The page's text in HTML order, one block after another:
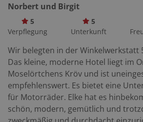
unserer Motorradtour an der Mosel
nicht genug hat, einen perfekten
weitere Motorradtouren an der
außerdem unsere Folymap
Mosel | Hunsrueck. Highlight: Augusta Treverorum
Lange vor den Römern siedelte bei
Stamm der Treverer. Die Römer
Namen und nannten ihre
Chr. zu Ehren des Kaisers Augustus
Treverorum«, erhabene Stadt der
Norbert und Birgit
5
Verpflegung
5
Unterkunft
Wir belegten in der Winkelwerkstatt
Das kleine, moderne Hotel liegt im
Moselörtchens Kröv und ist
empfehlenswert. Es bietet eine
für Motorräder. Elke hat es
schön, modern, gemütlich und